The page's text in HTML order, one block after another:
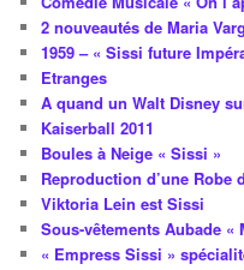
2 nouveautés de Maria
1959 – « Sissi future
Etranges
A quand un Walt Disney
Kaiserball 2011
Boules à Neige « Sissi »
Reproduction d’une Robe
Viktoria Lein est Sissi
Sous-vêtements Aubade «
« Empress Sissi »